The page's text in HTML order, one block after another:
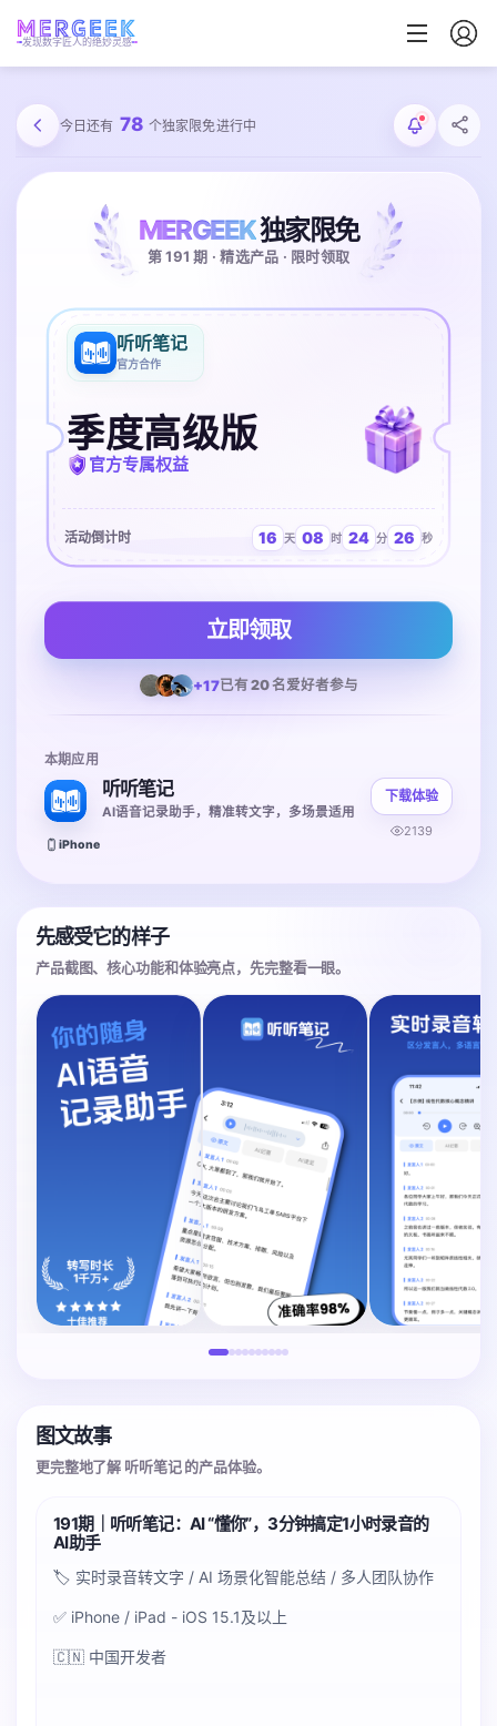
发现数字匠人的绝妙灵感
今日还有 78 个独家限免进行中
MERGEEK独家限免
第 191 期 · 精选产品 · 限时领取
听听笔记
官方合作
季度高级版
官方专属权益
活动倒计时 16 天 08 时 24 分 26 秒
立即领取
+17已有 20 名爱好者参与
本期应用
听听笔记
AI语音记录助手，精准转文字，多场景适用
iPhone
下载体验
2139
先感受它的样子
产品截图、核心功能和体验亮点，先完整看一眼。
图文故事
更完整地了解 听听笔记 的产品体验。
191期｜听听笔记：AI “懂你”，3分钟搞定1小时录音的
AI助手
🏷️ 实时录音转文字 / AI 场景化智能总结 / 多人团队协作
✅ iPhone / iPad - iOS 15.1及以上
🇨🇳 中国开发者